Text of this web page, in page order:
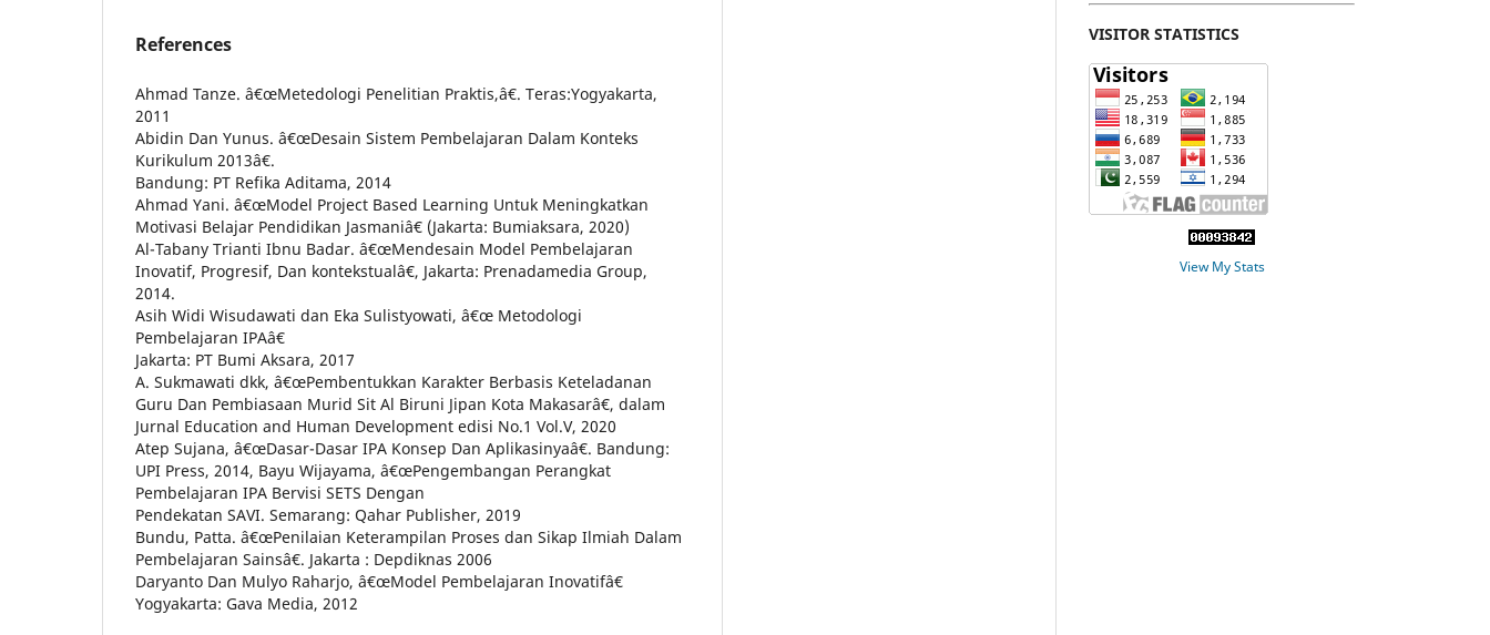
References
Ahmad Tanze. â€œMetedologi Penelitian Praktis,â€. Teras:Yogyakarta,
2011
Abidin Dan Yunus. â€œDesain Sistem Pembelajaran Dalam Konteks
Kurikulum 2013â€.
Bandung: PT Refika Aditama, 2014
Ahmad Yani. â€œModel Project Based Learning Untuk Meningkatkan
Motivasi Belajar Pendidikan Jasmaniâ€ (Jakarta: Bumiaksara, 2020)
Al-Tabany Trianti Ibnu Badar. â€œMendesain Model Pembelajaran
Inovatif, Progresif, Dan kontekstualâ€, Jakarta: Prenadamedia Group,
2014.
Asih Widi Wisudawati dan Eka Sulistyowati, â€œ Metodologi
Pembelajaran IPAâ€
Jakarta: PT Bumi Aksara, 2017
A. Sukmawati dkk, â€œPembentukkan Karakter Berbasis Keteladanan
Guru Dan Pembiasaan Murid Sit Al Biruni Jipan Kota Makasarâ€, dalam
Jurnal Education and Human Development edisi No.1 Vol.V, 2020
Atep Sujana, â€œDasar-Dasar IPA Konsep Dan Aplikasinyaâ€. Bandung:
UPI Press, 2014, Bayu Wijayama, â€œPengembangan Perangkat
Pembelajaran IPA Bervisi SETS Dengan
Pendekatan SAVI. Semarang: Qahar Publisher, 2019
Bundu, Patta. â€œPenilaian Keterampilan Proses dan Sikap Ilmiah Dalam
Pembelajaran Sainsâ€. Jakarta : Depdiknas 2006
Daryanto Dan Mulyo Raharjo, â€œModel Pembelajaran Inovatifâ€
Yogyakarta: Gava Media, 2012
VISITOR STATISTICS
View My Stats